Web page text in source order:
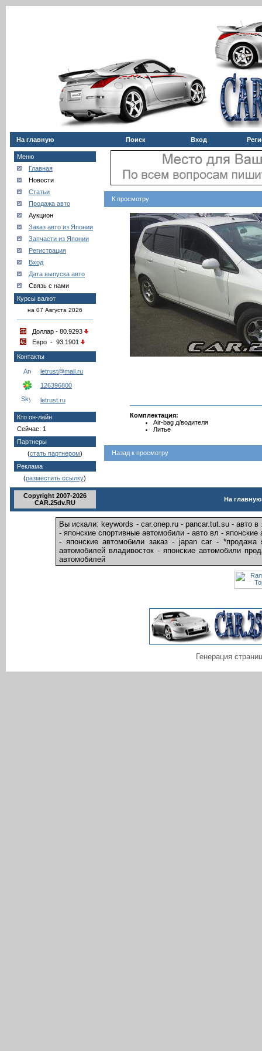
На главную Поиск Вход
Меню
Главная
Новости
Статьи
Продажа авто
Аукцион
Заказ авто из Японии
Запчасти из Японии
Регистрация
Вход
Дата выпуска авто
Связь с нами
Курсы валют
на 07 Августа 2026
Доллар - 80.9293
Евро - 93.1901
Контакты
letrust@mail.ru
126396800
letrust.ru
Кто он-лайн
Сейчас: 1
Партнеры
(стать партнером)
Реклама
(разместить ссылку)
К просмотру
Комплектация:
Air-bag д/водителя
Литье
Назад к просмотру
Copyright 2007-2026
CAR.25dv.RU
На главную
Вы искали: keywords - car.onep.ru - pancar.tut.su - авто
- японские спортивные автомобили - авто вл -
- японские автомобили заказ - japan car -
автомобилей владивосток - японские автомобили
автомобилей
Генерация